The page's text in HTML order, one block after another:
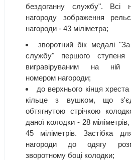
бездоганну службу". Всі
нагороду зображення
нагороди - 43 міліметра;
зворотний бік медалі
службу" першого ступеня
вигравіруваним на ній
номером нагороди;
до верхнього кінця хреста
кільце з вушком, що
обтягнутою стрічкою
даної колодки - 28
45 міліметрів. Застібка
нагороди до одягу
зворотному боці колодки;